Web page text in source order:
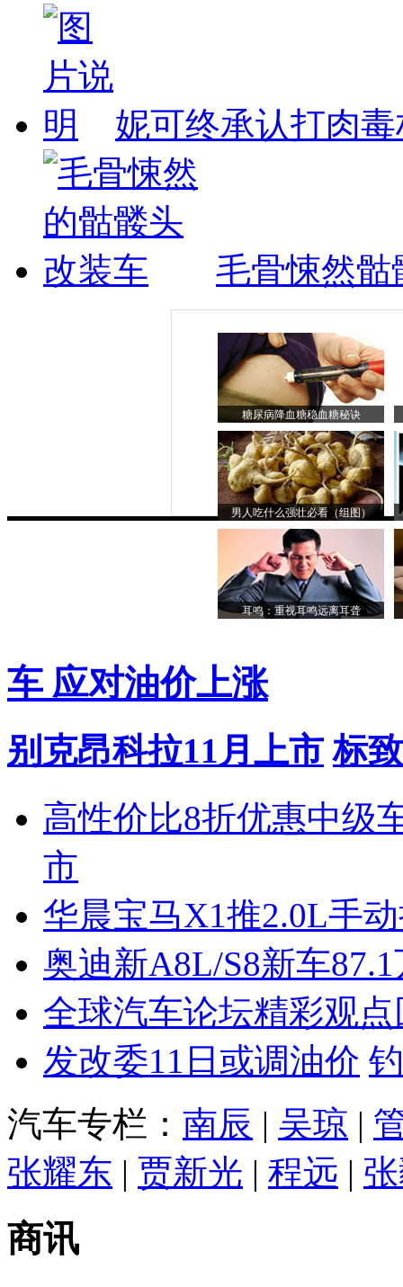
妮可终承认打肉
毛骨悚然骷
糖尿病降血糖稳血糖秘诀
男人吃什么强壮必看（组图）
耳鸣：重视耳鸣远离耳聋
车 应对油价上涨
别克昂科拉11月上市 标
高性价比8折优惠中级
市
华晨宝马X1推2.0L手
奥迪新A8L/S8新车
全球汽车论坛精彩观点
发改委11日或调油价
汽车专栏： 南辰 | 吴琼 |
张耀东 | 贾新光 | 程远 |
商讯